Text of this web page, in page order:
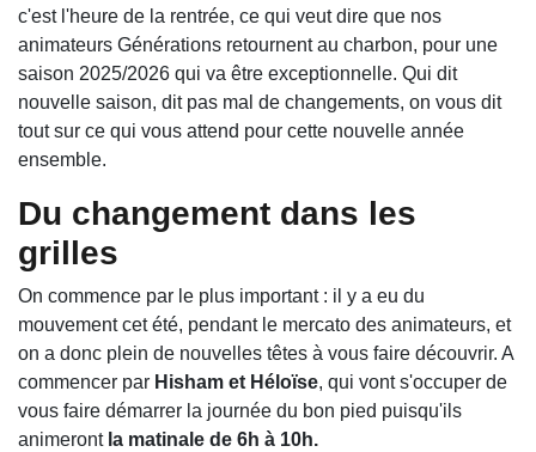
c'est l'heure de la rentrée, ce qui veut dire que nos
animateurs Générations retournent au charbon, pour une
saison 2025/2026 qui va être exceptionnelle. Qui dit
nouvelle saison, dit pas mal de changements, on vous dit
tout sur ce qui vous attend pour cette nouvelle année
ensemble.
Du changement dans les
grilles
On commence par le plus important : il y a eu du
mouvement cet été, pendant le mercato des animateurs, et
on a donc plein de nouvelles têtes à vous faire découvrir. A
commencer par Hisham et Héloïse, qui vont s'occuper de
vous faire démarrer la journée du bon pied puisqu'ils
animeront la matinale de 6h à 10h.